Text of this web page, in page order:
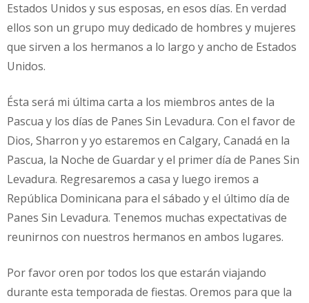
Estados Unidos y sus esposas, en esos días. En verdad
ellos son un grupo muy dedicado de hombres y mujeres
que sirven a los hermanos a lo largo y ancho de Estados
Unidos.
Ésta será mi última carta a los miembros antes de la
Pascua y los días de Panes Sin Levadura. Con el favor de
Dios, Sharron y yo estaremos en Calgary, Canadá en la
Pascua, la Noche de Guardar y el primer día de Panes Sin
Levadura. Regresaremos a casa y luego iremos a
República Dominicana para el sábado y el último día de
Panes Sin Levadura. Tenemos muchas expectativas de
reunirnos con nuestros hermanos en ambos lugares.
Por favor oren por todos los que estarán viajando
durante esta temporada de fiestas. Oremos para que la